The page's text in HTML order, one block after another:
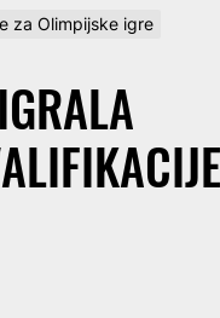
za Olimpijske igre